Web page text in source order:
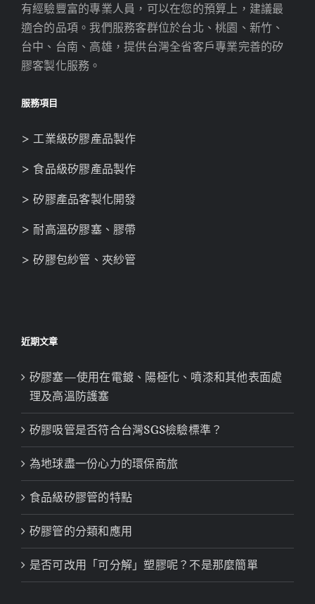
有經驗豐富的專業人員，可以在您的預算上，建議最
適合的品項。我們服務客群位於台北、桃園、新竹、
台中、台南、高雄，提供台灣全省客戶專業完善的矽
膠客製化服務。
服務項目
> 工業級矽膠產品製作
> 食品級矽膠產品製作
> 矽膠產品客製化開發
> 耐高溫矽膠塞、膠帶
> 矽膠包紗管、夾紗管
近期文章
矽膠塞—使用在電鍍、陽極化、噴漆和其他表面處
理及高溫防護塞
矽膠吸管是否符合台灣SGS檢驗標準？
為地球盡一份心力的環保商旅
食品級矽膠管的特點
矽膠管的分類和應用
是否可改用「可分解」塑膠呢？不是那麼簡單